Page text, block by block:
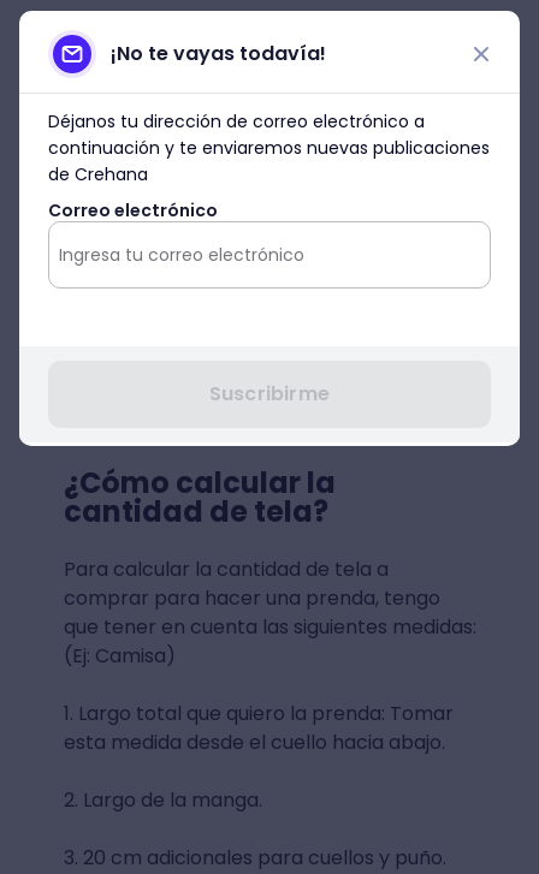
¿Cómo calcular la
cantidad de tela?
Para calcular la cantidad de tela a
comprar para hacer una prenda, tengo
que tener en cuenta las siguientes medidas:
(Ej: Camisa)
1. Largo total que quiero la prenda: Tomar
esta medida desde el cuello hacia abajo.
2. Largo de la manga.
3. 20 cm adicionales para cuellos y puño.
¡No te vayas todavía!
Déjanos tu dirección de correo electrónico a
continuación y te enviaremos nuevas publicaciones
de Crehana
Correo electrónico
Suscribirme